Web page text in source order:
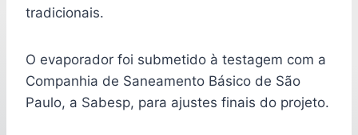
tradicionais.
O evaporador foi submetido à testagem com a
Companhia de Saneamento Básico de São
Paulo, a Sabesp, para ajustes finais do projeto.